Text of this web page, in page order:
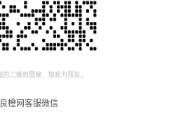
良橙网客服微信